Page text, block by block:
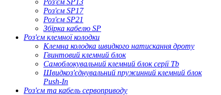
Роз'єм SP17
Роз'єм SP21
Збірка кабелю SP
Роз'єм клемної колодки
Клемна колодка швидкого натискання дроту
Гвинтовий клемний блок
Самоблокувальний клемний блок серії Tb
Швидкоз'єднувальний пружинний клемний блок
Push-In
Роз'єм та кабель сервоприводу